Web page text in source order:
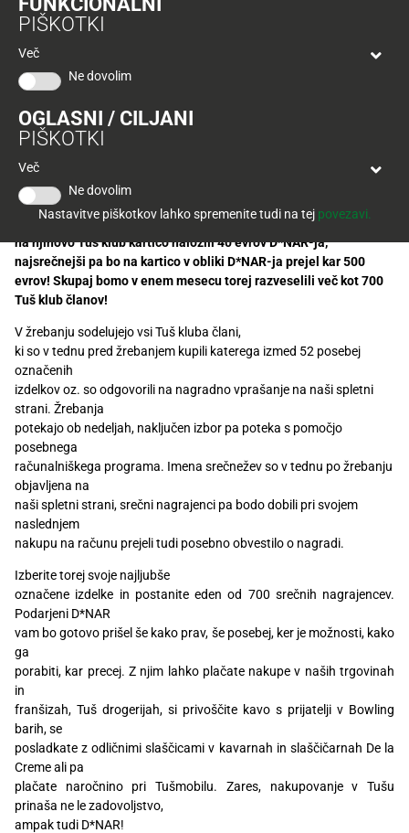
PIŠKOTKI
Več
Ne dovolim
OGLASNI / CILJANI
PIŠKOTKI
Več
Ne dovolim
Nastavitve piškotkov lahko spremenite tudi na tej povezavi.
Ponudba
velja
30.
2026
POGLEJTE IZDELKE
naslednjih nakupih ali plačilu storitev v celotni
V naših trgovinah se nakup vedno splača. Ne le, da pri nas
najdete vaše najljubše izdelke po izjemno ugodnih cenah, z
nakupi na vašo Tuš klub kartico pridobivate tudi D*NAR, ki ga
lahko porabite že pri naslednjih nakupih ali plačilu storitev v
celotni Skupini Tuš. Še več, v januarju vam bomo 30.000 evrov
D*NAR-ja preprosto podarili. V velikem nagradnem žrebanju
bomo namreč vsako nedeljo izžrebali 175 srečnežev, ki jim bomo
na njihovo Tuš klub kartico naložili 40 evrov D*NAR-ja,
najsrečnejši pa bo na kartico v obliki D*NAR-ja prejel kar 500
evrov! Skupaj bomo v enem mesecu torej razveselili več kot 700
Tuš klub članov!
V žrebanju sodelujejo vsi Tuš kluba člani,
ki so v tednu pred žrebanjem kupili katerega izmed 52 posebej
označenih
izdelkov oz. so odgovorili na nagradno vprašanje na naši spletni
strani. Žrebanja
potekajo ob nedeljah, naključen izbor pa poteka s pomočjo
posebnega
računalniškega programa. Imena srečnežev so v tednu po žrebanju
objavljena na
naši spletni strani, srečni nagrajenci pa bodo dobili pri svojem
naslednjem
nakupu na računu prejeli tudi posebno obvestilo o nagradi.
Izberite torej svoje najljubše
označene izdelke in postanite eden od 700 srečnih nagrajencev.
Podarjeni D*NAR
vam bo gotovo prišel še kako prav, še posebej, ker je možnosti, kako
ga
porabiti, kar precej. Z njim lahko plačate nakupe v naših trgovinah
in
franšizah, Tuš drogerijah, si privoščite kavo s prijatelji v Bowling
barih, se
posladkate z odličnimi slaščicami v kavarnah in slaščičarnah De la
Creme ali pa
plačate naročnino pri Tušmobilu. Zares, nakupovanje v Tušu
prinaša ne le zadovoljstvo,
ampak tudi D*NAR!